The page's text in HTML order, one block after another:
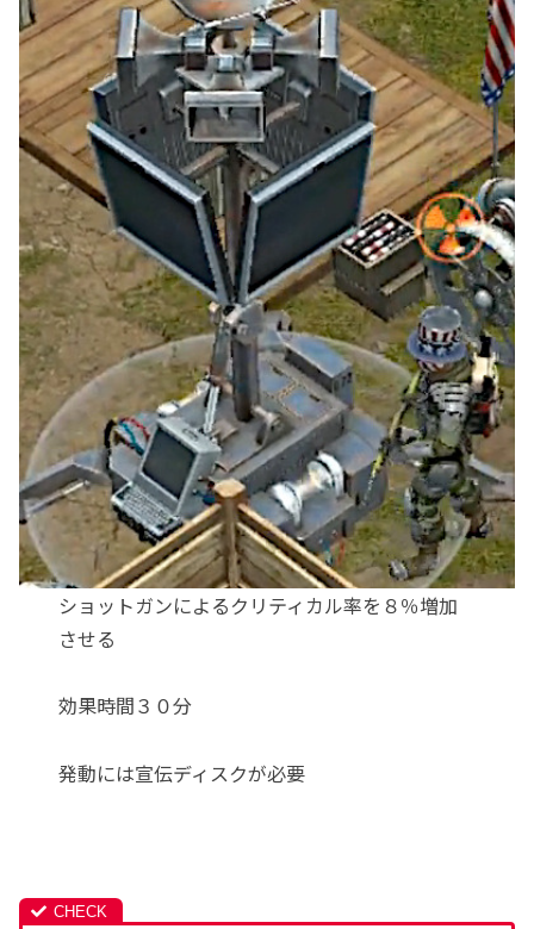
ショットガンによるクリティカル率を８％増加
させる
効果時間３０分
発動には宣伝ディスクが必要